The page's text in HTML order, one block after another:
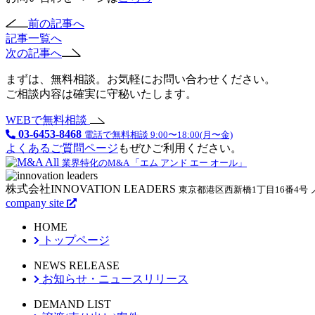
前の記事へ
記事一覧へ
次の記事へ
まずは、無料相談。お気軽にお問い合わせください。
ご相談内容は確実に守秘いたします。
WEBで無料相談
03-6453-8468 電話で無料相談 9:00〜18:00(月〜金)
よくあるご質問ページ もぜひご利用ください。
業界特化のM&A 「エム アンド エー オール」
株式会社INNOVATION LEADERS 東京都港区西新橋1丁目16番4号
company site
HOME
トップページ
NEWS RELEASE
お知らせ・ニュースリリース
DEMAND LIST